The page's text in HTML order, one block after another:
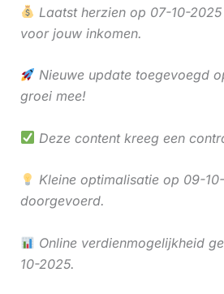
Laatst herzien op 07-10-
voor jouw inkomen.
Nieuwe update toegevoegd
groei mee!
Deze content kreeg een
Kleine optimalisatie op 09-
doorgevoerd.
Online verdienmogelijkheid
10-2025.